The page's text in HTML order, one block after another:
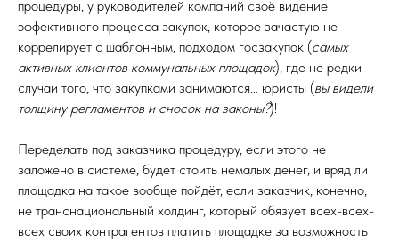
процедуры, у руководителей компаний своё видение
эффективного процесса закупок, которое зачастую не
коррелирует с шаблонным, подходом госзакупок (самых
активных клиентов коммунальных площадок), где не редки
случаи того, что закупками занимаются… юристы (вы видели
толщину регламентов и сносок на законы?)!
Переделать под заказчика процедуру, если этого не
заложено в системе, будет стоить немалых денег, и вряд ли
площадка на такое вообще пойдёт, если заказчик, конечно,
не транснациональный холдинг, который обязует всех-всех-
всех своих контрагентов платить площадке за возможность